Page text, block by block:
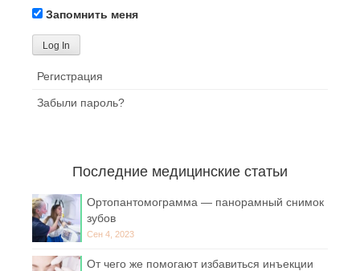
Запомнить меня
Регистрация
Забыли пароль?
Последние медицинские статьи
Ортопантомограмма — панорамный снимок
зубов
Сен 4, 2023
От чего же помогают избавиться инъекции